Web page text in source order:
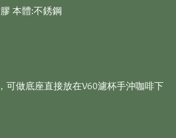
本體:不銹鋼
可做底座直接放在V60濾杯手沖咖啡下